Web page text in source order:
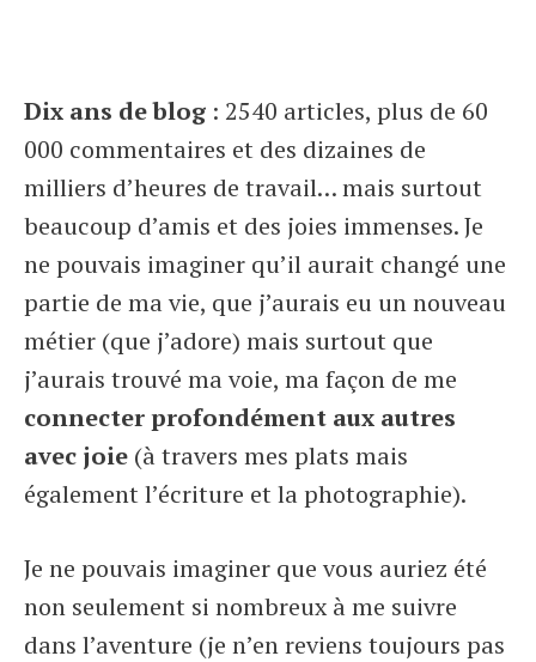
Dix ans de blog : 2540 articles, plus de 60
000 commentaires et des dizaines de
milliers d’heures de travail… mais surtout
beaucoup d’amis et des joies immenses. Je
ne pouvais imaginer qu’il aurait changé une
partie de ma vie, que j’aurais eu un nouveau
métier (que j’adore) mais surtout que
j’aurais trouvé ma voie, ma façon de me
connecter profondément aux autres
avec joie (à travers mes plats mais
également l’écriture et la photographie).
Je ne pouvais imaginer que vous auriez été
non seulement si nombreux à me suivre
dans l’aventure (je n’en reviens toujours pas